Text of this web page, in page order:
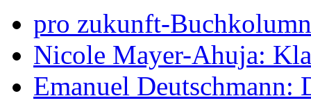
pro zukunft-
Nicole Mayer-Ahuja:
Emanuel Deutschmann: